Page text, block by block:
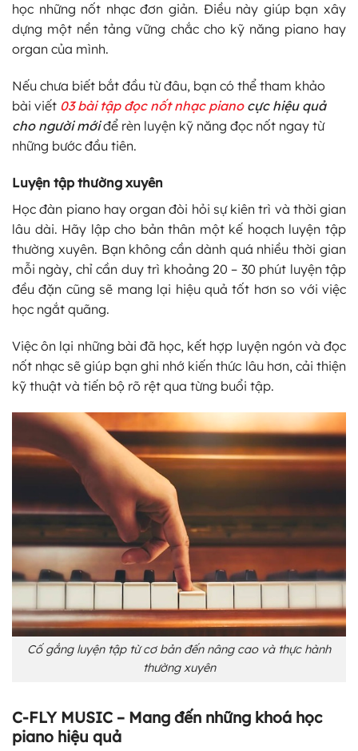
học những nốt nhạc đơn giản. Điều này giúp bạn xây
dựng một nền tảng vững chắc cho kỹ năng piano hay
organ của mình.
Nếu chưa biết bắt đầu từ đâu, bạn có thể tham khảo
bài viết 03 bài tập đọc nốt nhạc pianocực hiệu quả
cho người mới để rèn luyện kỹ năng đọc nốt ngay từ
những bước đầu tiên.
Luyện tập thường xuyên
Học đàn piano hay organ đòi hỏi sự kiên trì và thời gian
lâu dài. Hãy lập cho bản thân một kế hoạch luyện tập
thường xuyên. Bạn không cần dành quá nhiều thời gian
mỗi ngày, chỉ cần duy trì khoảng 20 – 30 phút luyện tập
đều đặn cũng sẽ mang lại hiệu quả tốt hơn so với việc
học ngắt quãng.
Việc ôn lại những bài đã học, kết hợp luyện ngón và đọc
nốt nhạc sẽ giúp bạn ghi nhớ kiến thức lâu hơn, cải thiện
kỹ thuật và tiến bộ rõ rệt qua từng buổi tập.
Cố gắng luyện tập từ cơ bản đến nâng cao và thực hành
thường xuyên
C-FLY MUSIC – Mang đến những khoá học
piano hiệu quả